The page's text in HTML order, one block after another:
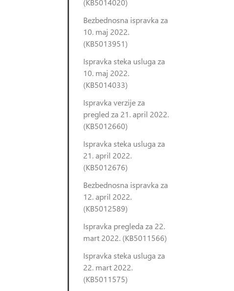
(KB5014020)
Bezbednosna ispravka za
10. maj 2022.
(KB5013951)
Ispravka steka usluga za
10. maj 2022.
(KB5014033)
Ispravka verzije za
pregled za 21. april 2022.
(KB5012660)
Ispravka steka usluga za
21. april 2022.
(KB5012676)
Bezbednosna ispravka za
12. april 2022.
(KB5012589)
Ispravka pregleda za 22.
mart 2022. (KB5011566)
Ispravka steka usluga za
22. mart 2022.
(KB5011575)